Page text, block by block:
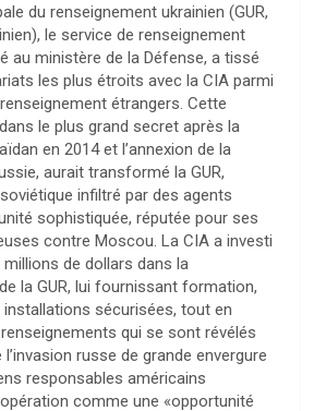
du renseignement ukrainien (GUR,
le service de renseignement
au ministère de la Défense, a tissé
les plus étroits avec la CIA parmi
étrangers. Cette
le plus grand secret après la
en 2014 et l’annexion de la
aurait transformé la GUR,
infiltré par des agents
sophistiquée, réputée pour ses
contre Moscou. La CIA a investi
de dollars dans la
la GUR, lui fournissant formation,
sécurisées, tout en
qui se sont révélés
russe de grande envergure
responsables américains
comme une «opportunité